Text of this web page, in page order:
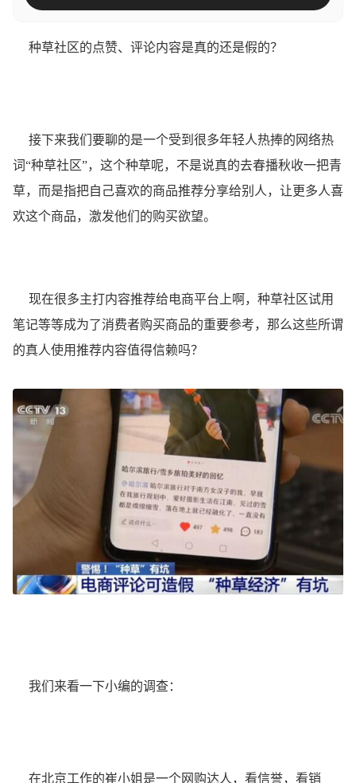
种草社区的点赞、评论内容是真的还是假的？
接下来我们要聊的是一个受到很多年轻人热捧的网络热
词“种草社区”，这个种草呢，不是说真的去春播秋收一把青
草，而是指把自己喜欢的商品推荐分享给别人，让更多人喜
欢这个商品，激发他们的购买欲望。
现在很多主打内容推荐给电商平台上啊，种草社区试用
笔记等等成为了消费者购买商品的重要参考，那么这些所谓
的真人使用推荐内容值得信赖吗？
我们来看一下小编的调查：
在北京工作的崔小姐是一个网购达人，看信誉，看销